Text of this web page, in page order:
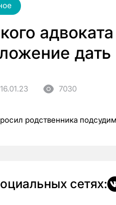
дать
7030
родственника
сетях: